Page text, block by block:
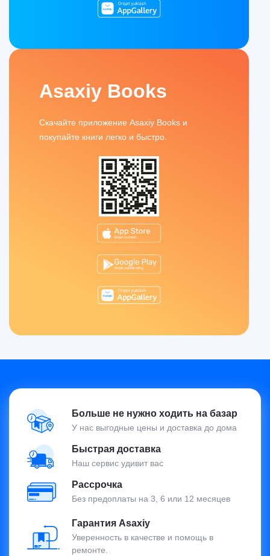
Asaxiy Books
Скачайте приложение Asaxiy Books и
покупайте книги легко и быстро.
Больше не нужно ходить на базар
У нас выгодные цены и доставка до дома
Быстрая доставка
Наш сервис удивит вас
Рассрочка
Без предоплаты на 3, 6 или 12 месяцев
Гарантия Asaxiy
Уверенность в качестве и помощь в
ремонте.